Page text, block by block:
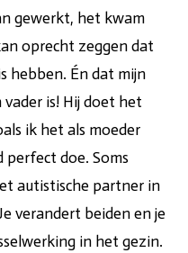
gewerkt, het kwam
oprecht zeggen dat
hebben. Én dat mijn
is! Hij doet het
ik het als moeder
doe. Soms
autistische partner in
verandert beiden en je
in het gezin.